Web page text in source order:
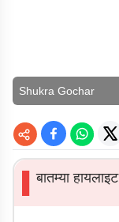
Shukra Gochar
▌बातम्या हायलाइट